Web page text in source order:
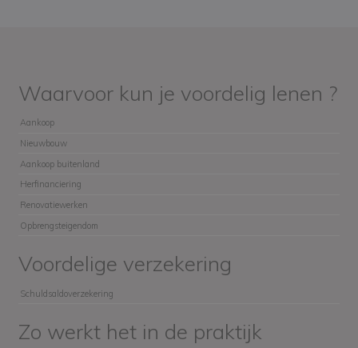
Waarvoor kun je voordelig lenen ?
Aankoop
Nieuwbouw
Aankoop buitenland
Herfinanciering
Renovatiewerken
Opbrengsteigendom
Voordelige verzekering
Schuldsaldoverzekering
Zo werkt het in de praktijk